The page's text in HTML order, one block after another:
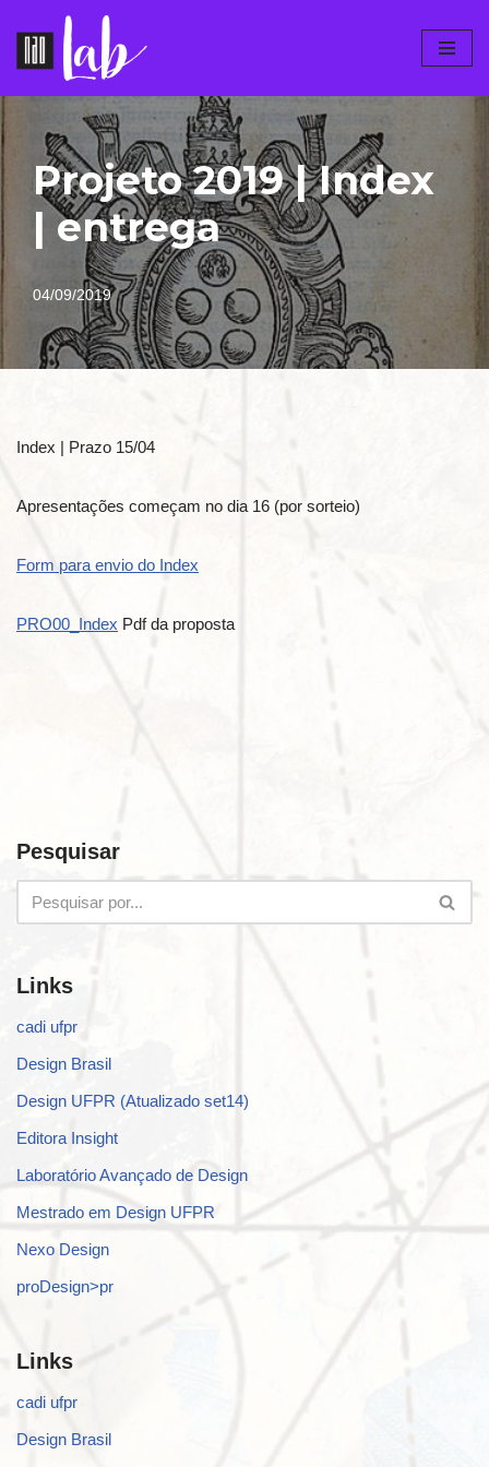
Pular
conteúdo
Projeto 2019 | Index
| entrega
04/09/2019
Index | Prazo 15/04
Apresentações começam no dia 16 (por sorteio)
Form para envio do Index
PRO00_Index Pdf da proposta
Pesquisar
Links
cadi ufpr
Design Brasil
Design UFPR (Atualizado set14)
Editora Insight
Laboratório Avançado de Design
Mestrado em Design UFPR
Nexo Design
proDesign>pr
Links
cadi ufpr
Design Brasil